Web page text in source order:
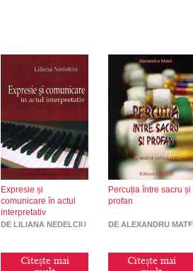
Expresie și
comunicare în actul
interpretativ
DE LILIANA NEDELCIU
Citește mai
Percuția între sacru și
profan
DE ALEXANDRU
Citește mai